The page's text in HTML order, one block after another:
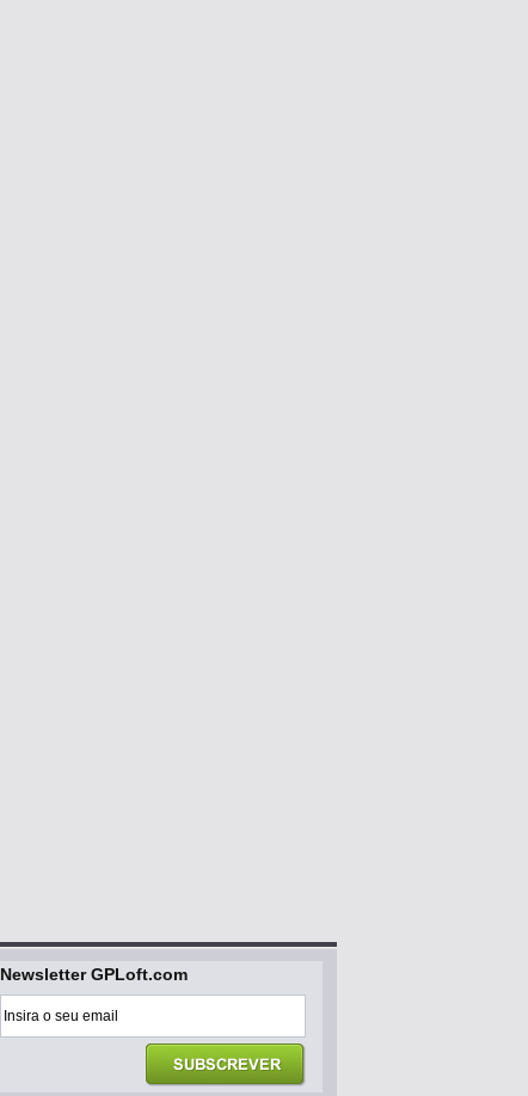
Newsletter GPLoft.com